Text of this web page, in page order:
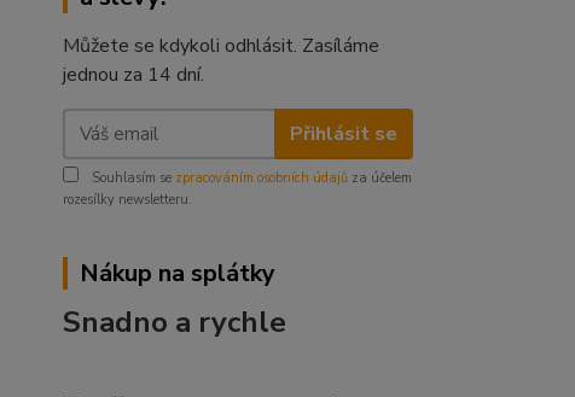
Můžete se kdykoli odhlásit. Zasíláme
jednou za 14 dní.
Přihlásit se
Souhlasím se zpracováním osobních údajů za účelem
rozesílky newsletteru.
Nákup na splátky
Snadno a rychle